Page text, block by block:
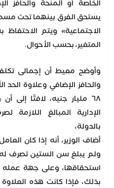
الخاصة أو المنحة والحافز
يستحق الفرق بينهما تحت
الاجتماعية» ويتم
المتغير، بحسب الأحوال.
وأوضح معيط أن إجمالى
والحافز الإضافي وعلاوة الحد
٦٨ مليار جنيه، لافتًا إلى
الإدارية المبالغ اللازمة
بالدولة،
أضاف الوزير، أنه إذا كان
ولم يبلغ سن الستين تصرف له
استحقاقها، وعلى جهة
بذلك، فإذا كانت هذه